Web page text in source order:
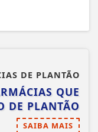
DE PLANTÃO
QUE
DE PLANTÃO
SAIBA MAIS